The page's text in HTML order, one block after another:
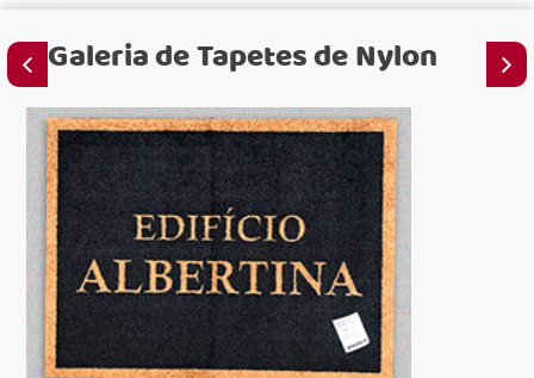
Galeria deTapetes de Nylon